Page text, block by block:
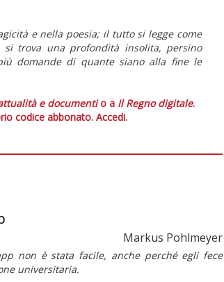
e nella poesia; il tutto si legge come
trova una profondità insolita, persino
domande di quante siano alla fine le
e documentio a Il Regno digitale.
codice abbonato. Accedi.
Markus Pohlmeyer
non è stata facile, anche perché egli fece
universitaria.